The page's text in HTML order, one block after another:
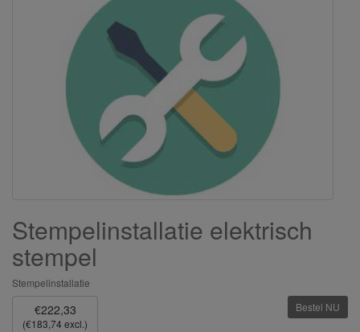
Stempelinstallatie elektrisch
stempel
Stempelinstallatie
€222,33
(€183,74 excl.)
Bestel NU